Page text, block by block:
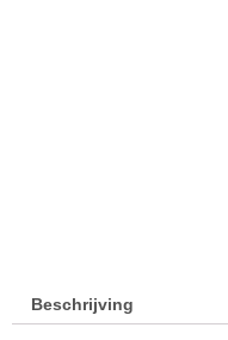
Beschrijving